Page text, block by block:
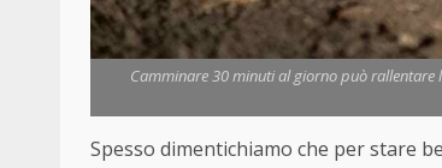
Camminare 30 minuti al giorno può rallentare
Spesso dimentichiamo che per stare